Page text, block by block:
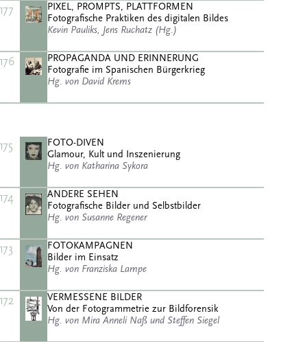
177
PIXEL, PROMPTS, PLATTFORMEN
Fotografische Praktiken des digitalen Bildes
Kevin Pauliks, Jens Ruchatz (Hg.)
176
PROPAGANDA UND ERINNERUNG
Fotografie im Spanischen Bürgerkrieg
Hg. von David Krems
175
FOTO-DIVEN
Glamour, Kult und Inszenierung
Hg. von Katharina Sykora
174
ANDERE SEHEN
Fotografische Bilder und Selbstbilder
Hg. von Susanne Regener
173
FOTOKAMPAGNEN
Bilder im Einsatz
Hg. von Franziska Lampe
172
VERMESSENE BILDER
Von der Fotogrammetrie zur Bildforensik
Hg. von Mira Anneli Naß und Steffen Siegel